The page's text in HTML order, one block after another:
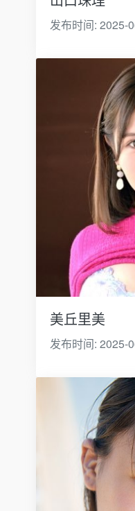
发布时间: 2025-
美丘里美
发布时间: 2025-